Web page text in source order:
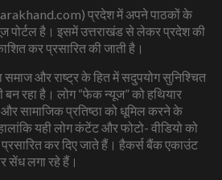
प्रदेश में अपने पाठकों के
पोर्टल है। इसमें उत्तराखंड से लेकर प्रदेश की
कर प्रसारित की जाती है।
समाज और राष्ट्र के हित में सदुपयोग सुनिश्चित
रहा है। लोग “फेक न्यूज” को हथियार
और सामाजिक प्रतिष्ठा को धूमिल करने के
यही लोग कंटेंट और फोटो- वीडियो को
कर दिए जाते हैं। हैकर्स बैंक एकाउंट
सेंध लगा रहे हैं।